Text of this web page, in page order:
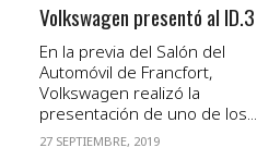
Volkswagen presentó al ID.3
En la previa del Salón del
Automóvil de Francfort,
Volkswagen realizó la
presentación de uno de los...
27 SEPTIEMBRE, 2019